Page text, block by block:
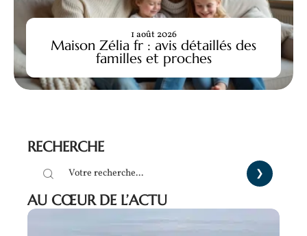
Maison Zélia fr : avis détaillés des
familles et proches
1 août 2026
RECHERCHE
AU CŒUR DE L’ACTU